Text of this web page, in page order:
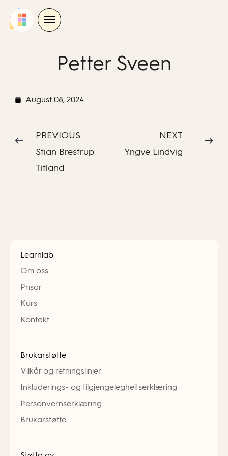
Petter Sveen
August 08, 2024
PREVIOUS
Stian Brestrup
Titland
NEXT
Yngve Lindvig
Learnlab
Om oss
Prisar
Kurs
Kontakt
Brukarstøtte
Vilkår og retningslinjer
Inkluderings- og tilgjengelegheitserklæring
Personvernserklæring
Brukarstøtte